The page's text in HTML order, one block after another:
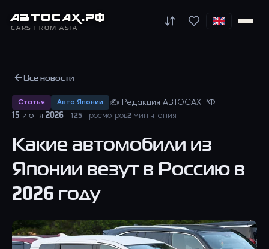
АВТОСАХ.РФ
CARS FROM ASIA
Все новости
Статья Авто Японии ✍ Редакция АВТОСАХ.РФ
15 июня 2026 г.125 просмотров2 мин чтения
Какие автомобили из
Японии везут в Россию в
2026 году